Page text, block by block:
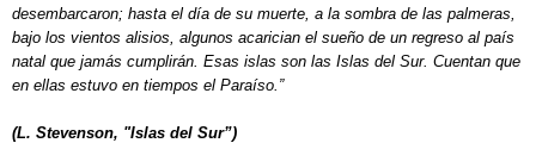
desembarcaron; hasta el día de su muerte, a la sombra de las palmeras,
bajo los vientos alisios, algunos acarician el sueño de un regreso al país
natal que jamás cumplirán. Esas islas son las Islas del Sur. Cuentan que
en ellas estuvo en tiempos el Paraíso.”
(L. Stevenson, "Islas del Sur”)